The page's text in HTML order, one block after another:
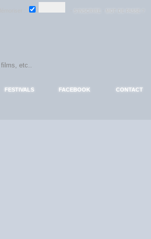
FESTIVALS FACEBOOK CONTACT